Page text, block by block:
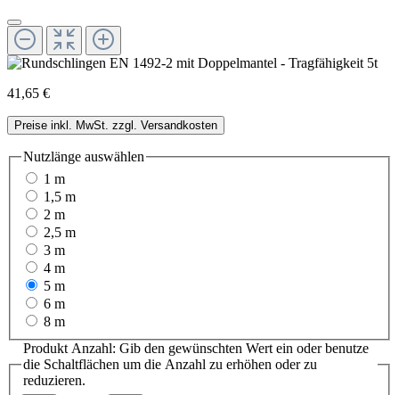
41,65 €
Preise inkl. MwSt. zzgl. Versandkosten
Nutzlänge auswählen
1 m
1,5 m
2 m
2,5 m
3 m
4 m
5 m
6 m
8 m
Produkt Anzahl: Gib den gewünschten Wert ein oder benutze
die Schaltflächen um die Anzahl zu erhöhen oder zu
reduzieren.